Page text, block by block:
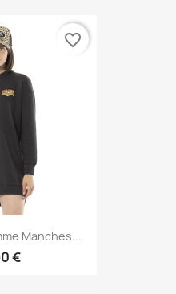
Manches...
€
favorite_border